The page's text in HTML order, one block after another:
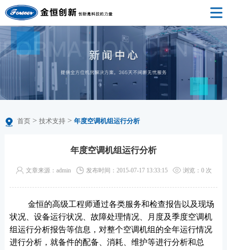
首页> 技术支持> 年度空调机组运行分析
年度空调机组运行分析
文章来源：admin 发布时间：2015-07-17 13:33:15 浏览： 0次
金恒的高级工程师通过各类服务和检查报告以及现场
状况、设备运行状况、故障处理情况、月度及季度空调机
组运行分析报告等信息，对整个空调机组的全年运行情况
进行分析，就备件的配备、消耗、维护等进行分析和总